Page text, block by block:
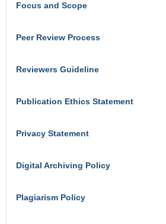
Focus and Scope
Peer Review Process
Reviewers Guideline
Publication Ethics Statement
Privacy Statement
Digital Archiving Policy
Plagiarism Policy